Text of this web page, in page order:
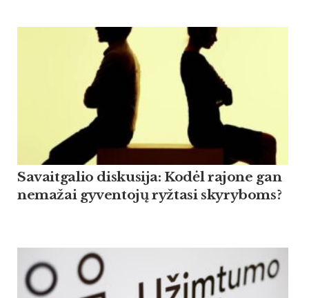
Savaitgalio diskusija: Kodėl rajone gan
nemažai gyventojų ryžtasi skyryboms?